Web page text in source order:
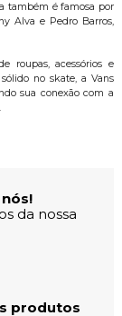
também é famosa por
Alva e Pedro Barros,
roupas, acessórios e
no skate, a Vans
sua conexão com a
da nossa
produtos